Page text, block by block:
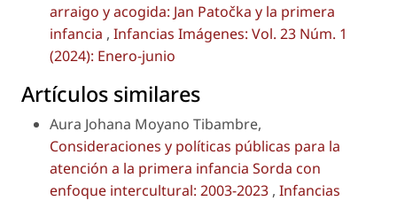
arraigo y acogida: Jan Patočka y la primera
infancia , Infancias Imágenes: Vol. 23 Núm. 1
(2024): Enero-junio
Artículos similares
Aura Johana Moyano Tibambre,
Consideraciones y políticas públicas para la
atención a la primera infancia Sorda con
enfoque intercultural: 2003-2023 , Infancias